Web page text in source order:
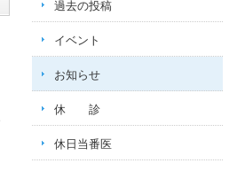
過去の投稿
イベント
お知らせ
休 診
休日当番医